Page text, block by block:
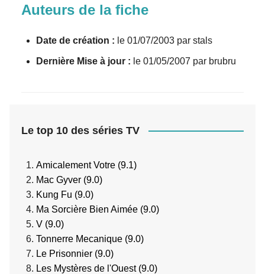
Auteurs de la fiche
Date de création : le 01/07/2003 par stals
Dernière Mise à jour : le 01/05/2007 par brubru
Le top 10 des séries TV
Amicalement Votre (9.1)
Mac Gyver (9.0)
Kung Fu (9.0)
Ma Sorcière Bien Aimée (9.0)
V (9.0)
Tonnerre Mecanique (9.0)
Le Prisonnier (9.0)
Les Mystères de l'Ouest (9.0)